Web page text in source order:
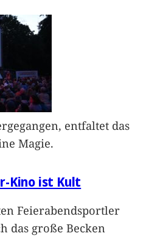
entfaltet das
Magie.
Kino ist Kult
Feierabendsportler
das große Becken